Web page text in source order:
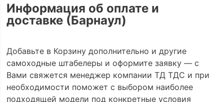
Информация об оплате и
доставке (Барнаул)
Добавьте в Корзину дополнительно и другие
самоходные штабелеры и оформите заявку — с
Вами свяжется менеджер компании ТД ТДС и при
необходимости поможет с выбором наиболее
подходящей модели под конкретные условия